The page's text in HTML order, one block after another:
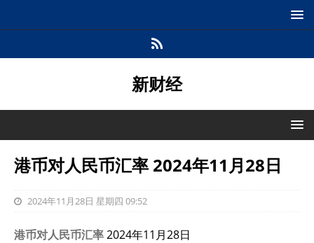
新财经
港币对人民币汇率 2024年11月28日
2024年11月28日 星期四 09:52
港币对人民币汇率2024年11月28日